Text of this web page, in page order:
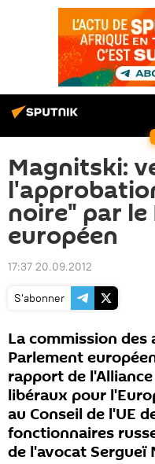
Magnitski:
noire" par
européen
17:37 20.09.2012
S'abonner
La commission
Parlement
rapport de
libéraux pour
au Conseil de l'UE
fonctionnaires
de l'avocat Sergueï